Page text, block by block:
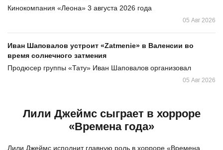
Кинокомпания «Леона» 3 августа 2026 года
05 Авг 2026
Иван Шаповалов устроит «Zatmenie» в Валенсии во
время солнечного затмения
Продюсер группы «Тату» Иван Шаповалов организовал
05 Авг 2026
Лили Джеймс сыграет в хорроре
«Времена года»
Лили Джеймс исполнит главную роль в хорроре «Времена